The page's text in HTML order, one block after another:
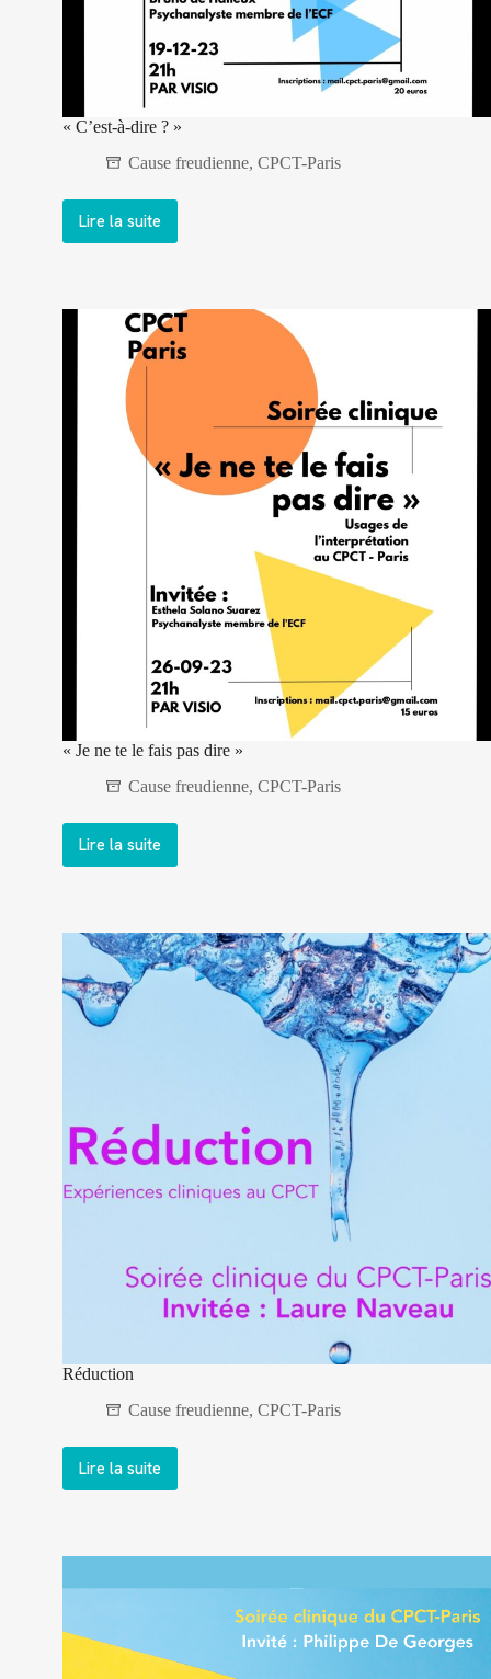
« C’est-à-dire ? »
Cause freudienne, CPCT-Paris
Lire la suite
« C’est-
« Je ne te le fais pas dire »
Cause freudienne, CPCT-Paris
Lire la suite
« Je
fais
pas
dire »
Réduction
Cause freudienne, CPCT-Paris
Lire la suite
Réduction